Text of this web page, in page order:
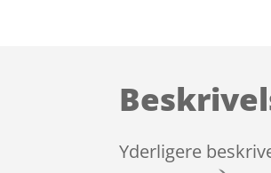
Yderligere